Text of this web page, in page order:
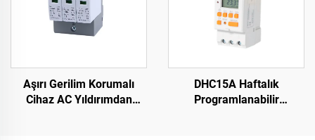
Aşırı Gerilim Korumalı
Cihaz AC Yıldırımdan
DHC15A Haftalık
Programlanabilir